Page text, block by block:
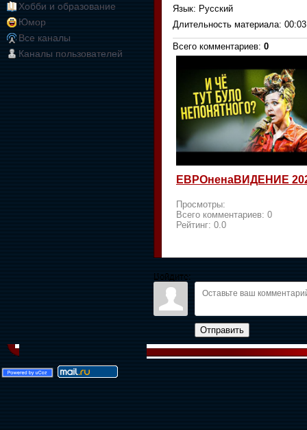
Хобби и образование
Юмор
Все каналы
Каналы пользователей
Язык: Русский
Длительность материала:
Всего комментариев: 0
ЕВРОненаВИДЕНИЕ
Просмотры:
Всего комментариев: 0
Рейтинг: 0.0
Войдите:
Отправить